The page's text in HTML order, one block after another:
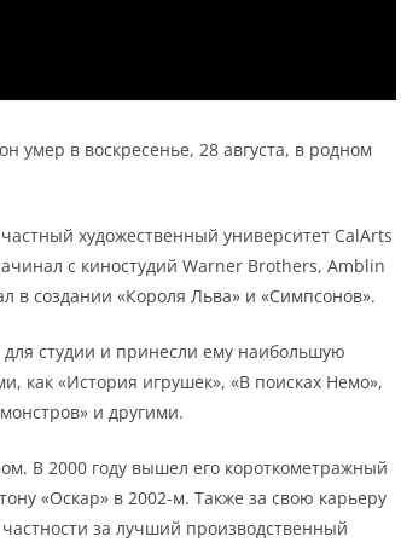
умер в воскресенье, 28 августа, в родном
художественный университет CalArts
с киностудий Warner Brothers, Amblin
в создании «Короля Льва» и «Симпсонов».
для студии и принесли ему наибольшую
как «История игрушек», «В поисках Немо»,
и другими.
В 2000 году вышел его короткометражный
«Оскар» в 2002-м. Также за свою карьеру
за лучший производственный